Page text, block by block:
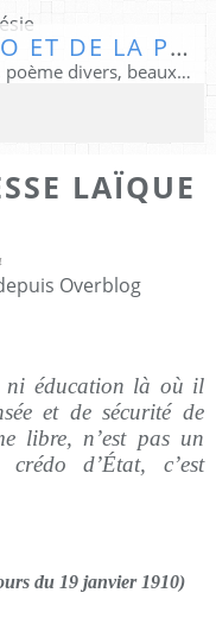
LE MONDE DE LA PHILO ET DE LA POÉSIE
Extraits de livres lus, poèmes perso, poème divers, beaux textes...
LAÏQUE
Overblog
ni éducation là où il
et de sécurité de
libre, n’est pas un
d’État, c’est
du 19 janvier 1910)